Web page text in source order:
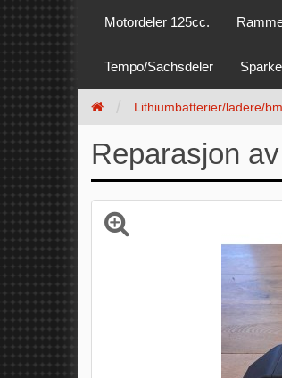
Motordeler 125cc.
Tempo/Sachsdeler
Lithiumbatterier/ladere/
Reparasjon